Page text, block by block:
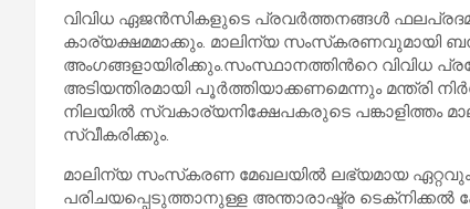
വിവിധ ഏജൻസികളുടെ പ്രവർത്തനങ്ങൾ
കാര്യക്ഷമമാക്കും. മാലിന്യ സംസ്‌കരണവുമായി
അംഗങ്ങളായിരിക്കും.സംസ്ഥാനത്തിൻറെ വിവിധ
അടിയന്തിരമായി പൂർത്തിയാക്കണമെന്നും മന്ത്രി
നിലയിൽ സ്വകാര്യനിക്ഷേപകരുടെ പങ്കാളിത്തം
സ്വീകരിക്കും.
മാലിന്യ സംസ്‌കരണ മേഖലയിൽ ലഭ്യമായ
പരിചയപ്പെടുത്താനുള്ള അന്താരാഷ്ട്ര